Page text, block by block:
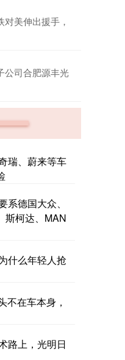
美伸出援手，
公司合肥源丰光
瑞、蔚来等车
德国大众、
斯柯达、MAN
什么年轻人抢
不在车本身，
路上，光明日